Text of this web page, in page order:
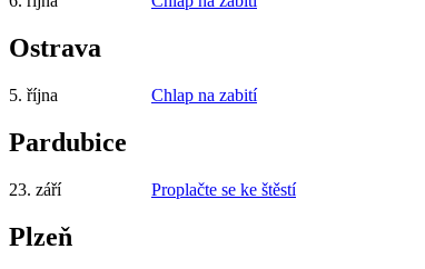
Ostrava
5. října Chlap na zabití
Pardubice
23. září Proplačte se ke štěstí
Plzeň